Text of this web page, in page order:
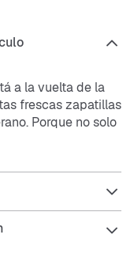
a la vuelta de la
frescas zapatillas
Porque no solo
debes tener al
de casa. Haz
¡regálate Kani!